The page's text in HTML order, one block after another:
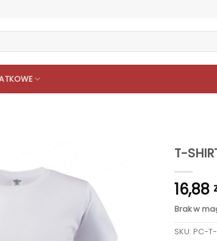
T-
16,88
Brak w
SKU: PC-T-